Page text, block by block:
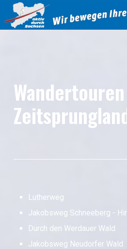
Wandertouren
Lutherweg
Jakobsweg Schneeberg -
Durch den Werdauer Wald
Jakobsweg Neudorfer Wald